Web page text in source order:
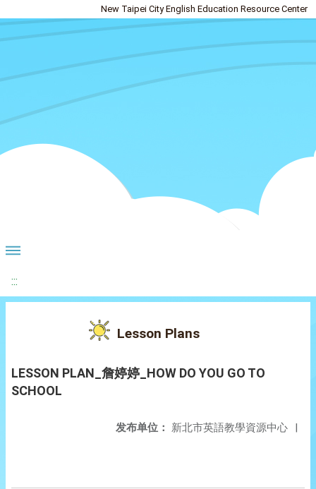
New Taipei City English Education Resource Center
:::
Lesson Plans
LESSON PLAN_詹婷婷_HOW DO YOU GO TO
SCHOOL
发布单位： 新北市英語教學資源中心 |